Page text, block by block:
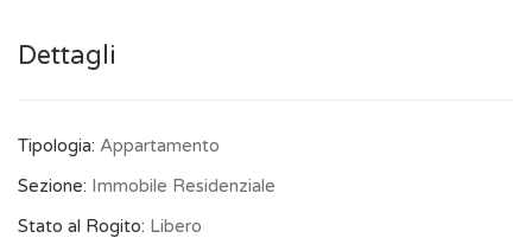
Dettagli
Tipologia: Appartamento
Sezione: Immobile Residenziale
Stato al Rogito: Libero